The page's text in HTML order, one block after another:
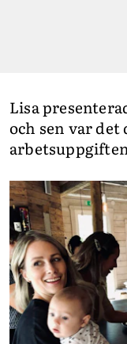
Lisa
och sen var det